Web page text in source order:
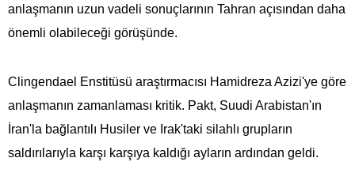
anlaşmanın uzun vadeli sonuçlarının Tahran açısından daha
önemli olabileceği görüşünde.
Clingendael Enstitüsü araştırmacısı Hamidreza Azizi'ye göre
anlaşmanın zamanlaması kritik. Pakt, Suudi Arabistan'ın
İran'la bağlantılı Husiler ve Irak'taki silahlı grupların
saldırılarıyla karşı karşıya kaldığı ayların ardından geldi.